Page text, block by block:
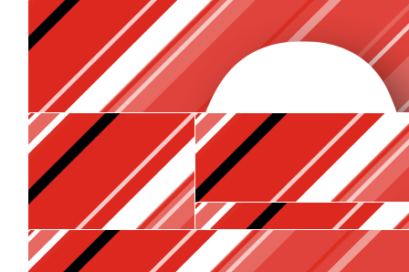
Anonymous
Linda Van
€5.30
Joyce Boersma
5.30
Petra
Atje voor de sfeer! Happy slockdown!